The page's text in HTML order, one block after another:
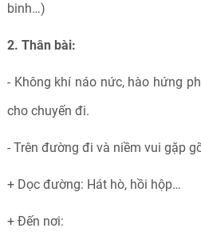
binh…)
2. Thân bài:
- Không khí náo nức, hào hứng
cho chuyến đi.
- Trên đường đi và niềm vui gặp
+ Dọc đường: Hát hò, hồi hộp…
+ Đến nơi: